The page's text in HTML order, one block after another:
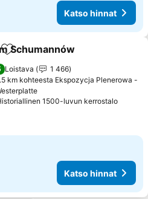
Katso hinnat
Lisää suosikkeihin
Schumannów
Loistava
1 466
km kohteesta Ekspozycja Plenerowa -
1500-luvun kerrostalo
Katso hinnat